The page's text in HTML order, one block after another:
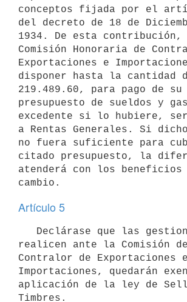
conceptos fijada por el
del decreto de 18 de
1934. De esta
Comisión Honoraria de
Exportaciones e
disponer hasta la cantidad
219.489.60, para pago de su
presupuesto de sueldos y
excedente si lo hubiere,
a Rentas Generales. Si
no fuera suficiente para
citado presupuesto, la
atenderá con los beneficios
cambio.
Artículo 5
realicen ante la Comisión
Contralor de Exportaciones e
Importaciones, quedarán
aplicación de la ley de